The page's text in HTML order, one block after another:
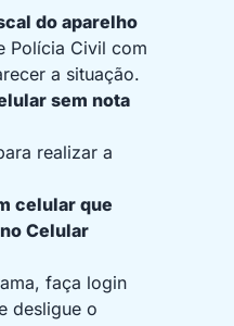
do aparelho
Polícia Civil com
a situação.
sem nota
realizar a
celular que
Celular
faça login
desligue o